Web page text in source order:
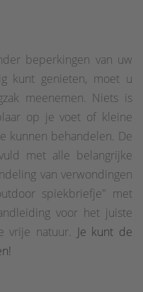
beperkingen van uw
kunt genieten, moet u
meenemen. Niets is
op je voet of kleine
kunnen behandelen. De
met alle belangrijke
van verwondingen
spiekbriefje" met
voor het juiste
vrije natuur. Je kunt de